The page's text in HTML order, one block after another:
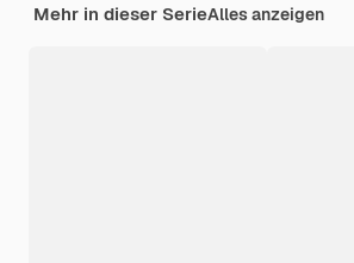
Mehr in dieser SerieAlles anzeigen